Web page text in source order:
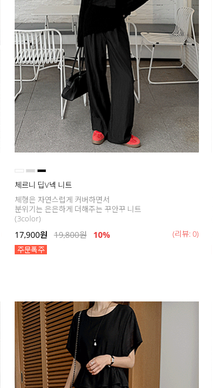
체르니 딥V넥 니트
체형은 자연스럽게 커버하면서
분위기는 은은하게 더해주는 꾸안꾸 니트
(3color)
17,900원 19,800원 10% (리뷰: 0)